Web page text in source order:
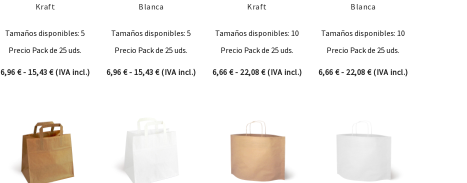
Kraft
Tamaños disponibles: 5
Precio Pack de 25 uds.
6,96€ - 15,43€Rango de precios: desde 6,96 € hasta 15,43 €
(IVA incl.)
Blanca
Tamaños disponibles: 5
Precio Pack de 25 uds.
6,96€ - 15,43€Rango de precios: desde 6,96 € hasta 15,43 €
(IVA incl.)
Kraft
Tamaños disponibles: 10
Precio Pack de 25 uds.
6,66€ - 22,08€Rango de precios: desde 6,66 € hasta 22,08 €
(IVA incl.)
Blanca
Tamaños disponibles: 10
Precio Pack de 25 uds.
6,66€ - 22,08€Rango de precios: desde
(IVA incl.)